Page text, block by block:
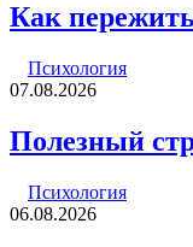
Как
Психология
07.08.2026
Полезный
Психология
06.08.2026